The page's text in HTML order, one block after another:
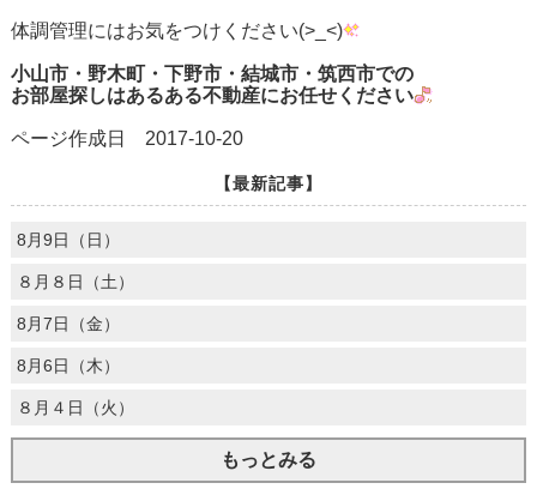
体調管理にはお気をつけください(>_<)
小山市・野木町・下野市・結城市・筑西市での
お部屋探しはあるある不動産にお任せください
ページ作成日 2017-10-20
【最新記事】
8月9日（日）
８月８日（土）
8月7日（金）
8月6日（木）
８月４日（火）
もっとみる